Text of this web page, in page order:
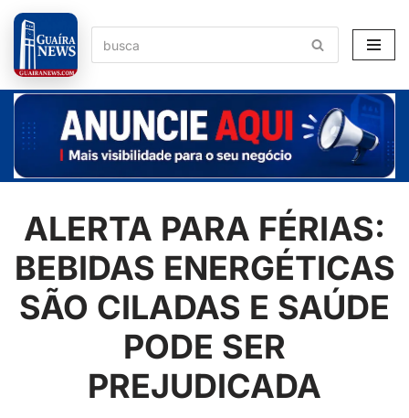
Pular
para
o
conteúdo
ALERTA PARA FÉRIAS:
BEBIDAS ENERGÉTICAS
SÃO CILADAS E SAÚDE
PODE SER
PREJUDICADA